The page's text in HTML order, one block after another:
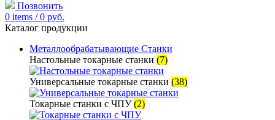
Позвонить
0 items / 0 руб.
Каталог продукции
Металлообрабатывающие Станки
Настольные токарные станки (7)
Универсальные токарные станки (38)
Токарные станки с ЧПУ(2)